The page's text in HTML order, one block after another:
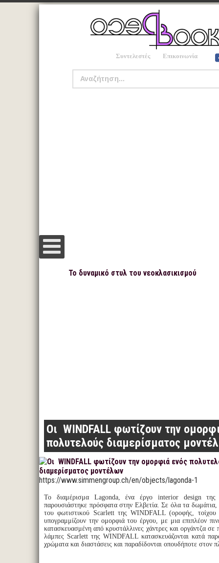
Συντελεστές Επικοινωνία
Το δυναμικό στυλ του νεοκλασικισμού
Οι WINDFALL φωτίζουν την
πολυτελούς διαμερίσματος
https://www.simmengroup.ch/en/objects/lagonda-1
Το διαμέρισμα Lagonda, ένα έργο interior design
παρουσιάστηκε πρόσφατα στην Ελβετία. Σε όλα τα δωμάτια,
του φωτιστικού Scarlett της WINDFALL (οροφής, τοίχου
υπογραμμίζουν την ομορφιά του έργου, με μια επιπλέον
κατασκευασμένη από κρυστάλλινες χάντρες και οργάντζα σε
λάμπες Scarlett της WINDFALL κατασκευάζονται κατά
χρώματα και διαστάσεις και παραδίδονται οπουδήποτε στον